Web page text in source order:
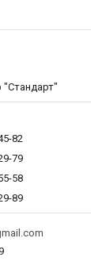
"Стандарт"
82
79
58
89